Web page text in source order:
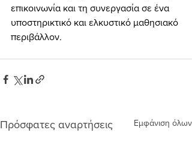
επικοινωνία και τη συνεργασία σε ένα
υποστηρικτικό και ελκυστικό μαθησιακό
περιβάλλον.
Πρόσφατες αναρτήσεις Εμφάνιση όλων